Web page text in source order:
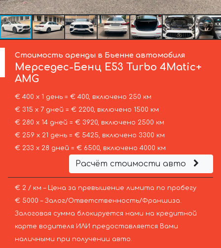
Стоимость аренды в Бьенне автомобиля
Мерседес-Бенц E53 Turbo 4Matic+
AMG
€ 400 х 1 день = € 400, включено 250 км
€ 315 х 7 дней = € 2200, включено 1500 км
€ 280 х 14 дней = € 3920, включено 2500 км
€ 259 х 21 день = € 5425, включено 3300 км
€ 233 х 28 дней = € 6500, включено 4000 км
Расчёт стоимости авто
€ 2 / км – Цена за превышение лимита по пробегу
€ 5000 – Залог/Ответственность/Франшиза.
Залоговая сумма блокируется нами на кредитной
карте водителя ИЛИ предоставляется Вами
наличными при получении авто.